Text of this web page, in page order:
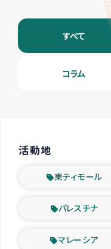
すべて
コラム
活動地
東ティモール
パレスチナ
マレーシア